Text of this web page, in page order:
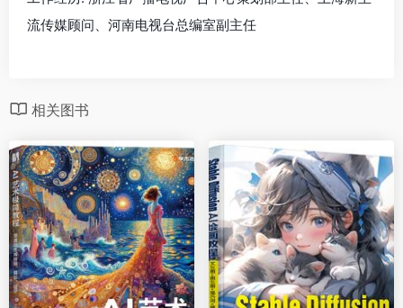
流传媒顾问、河南电视台总编室副主任
相关图书